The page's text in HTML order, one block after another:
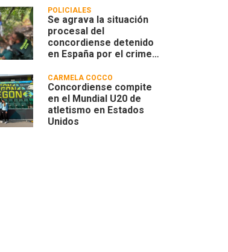
POLICIALES
Se agrava la situación
procesal del
concordiense detenido
en España por el crimen
CARMELA COCCO
Concordiense compite
en el Mundial U20 de
atletismo en Estados
Unidos